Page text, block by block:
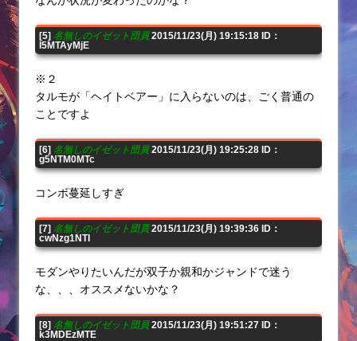
[5] 名無しのイゼット団員2015/11/23(月) 19:15:18 ID：
I5MTAyMjE
※２
タルモが「ヘイトベアー」に入らないのは、ごく普通の
ことですよ
[6] 名無しのイゼット団員2015/11/23(月) 19:25:28 ID：
g5NTM0MTc
コンボ蔓延しすぎ
[7] 名無しのイゼット団員2015/11/23(月) 19:39:36 ID：
cwNzg1NTI
モダンやりたいんだが双子か親和かジャンドで迷う
な、、、オススメないかな？
[8] 名無しのイゼット団員2015/11/23(月) 19:51:27 ID：
k3MDEzMTE